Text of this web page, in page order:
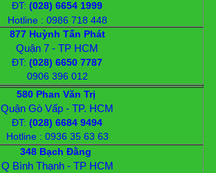
ĐT:(028) 6654 1999
Hotline : 0986 718 448
877 Huỳnh Tấn Phát
Quận 7 - TP HCM
ĐT:(028) 6650 7787
0906 396 012
580 Phan Văn Trị
Quận Gò Vấp - TP. HCM
ĐT:(028) 6684 9494
Hotline : 0936 35 63 63
348 Bạch Đằng
Q Bình Thạnh - TP HCM